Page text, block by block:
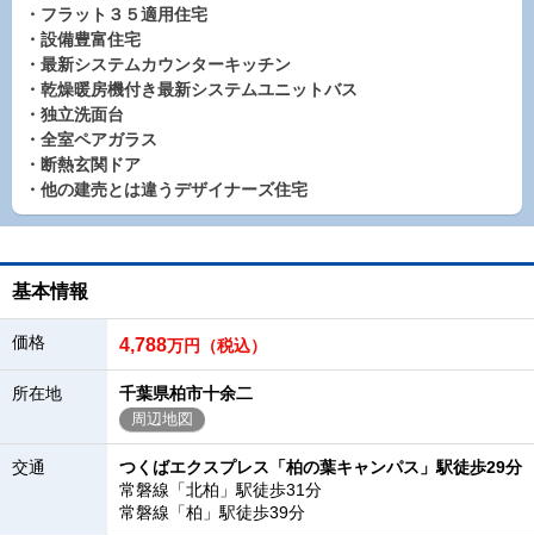
・フラット３５適用住宅
・設備豊富住宅
・最新システムカウンターキッチン
・乾燥暖房機付き最新システムユニットバス
・独立洗面台
・全室ペアガラス
・断熱玄関ドア
・他の建売とは違うデザイナーズ住宅
基本情報
価格 4,788万円（税込）
所在地 千葉県柏市十余二
周辺地図
交通
つくばエクスプレス「柏の葉キャンパス」駅徒歩29分
常磐線「北柏」駅徒歩31分
常磐線「柏」駅徒歩39分